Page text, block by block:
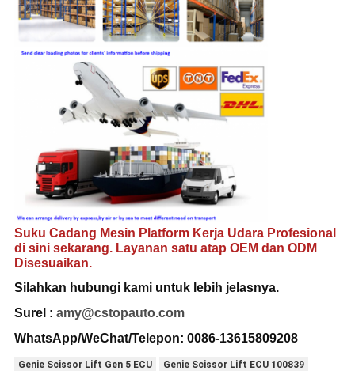
Suku Cadang Mesin Platform Kerja Udara Profesional
di sini sekarang. Layanan satu atap OEM dan ODM
Disesuaikan.
Silahkan hubungi kami untuk lebih jelasnya.
Surel : amy@cstopauto.com
WhatsApp/WeChat/Telepon: 0086-13615809208
Genie Scissor Lift Gen 5 ECU
Genie Scissor Lift ECU 100839